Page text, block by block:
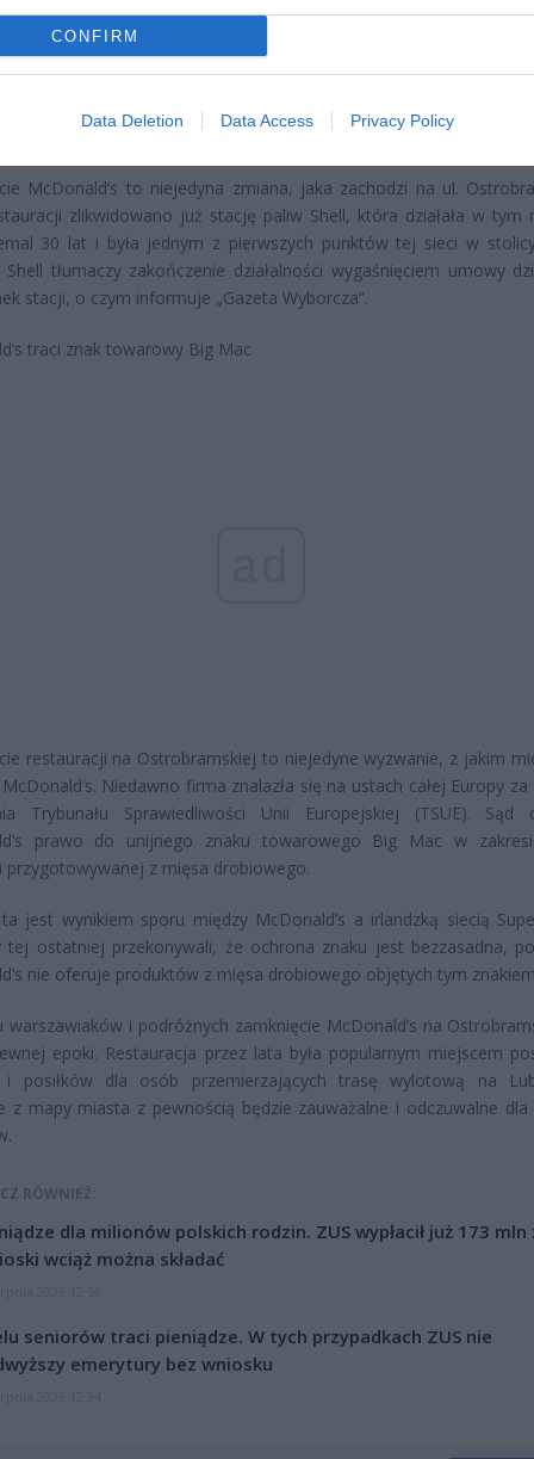
CONFIRM
Data Deletion Data Access Privacy Policy
2026 13:23
przecenił hit do kuchni. Air fryer tańszy aż o 150 zł, a to
2026 16:06
McDonald’s to niejedyna zmiana, jaka zachodzi na ul.
zlikwidowano już stację paliw Shell, która działała w tym
30 lat i była jednym z pierwszych punktów tej sieci w
tłumaczy zakończenie działalności wygaśnięciem umowy
stacji, o czym informuje „Gazeta Wyborcza”.
traci znak towarowy Big Mac
restauracji na Ostrobramskiej to niejedyne wyzwanie, z jakim
Niedawno firma znalazła się na ustach całej Europy
Trybunału Sprawiedliwości Unii Europejskiej (TSUE). Sąd
prawo do unijnego znaku towarowego Big Mac w
przygotowywanej z mięsa drobiowego.
jest wynikiem sporu między McDonald’s a irlandzką siecią
tej ostatniej przekonywali, że ochrona znaku jest bezzasadna,
nie oferuje produktów z mięsa drobiowego objętych tym
warszawiaków i podróżnych zamknięcie McDonald’s na
epoki. Restauracja przez lata była popularnym miejscem
i posiłków dla osób przemierzających trasę wylotową na
z mapy miasta z pewnością będzie zauważalne i odczuwalne dla
RÓWNIEŻ:
dla milionów polskich rodzin. ZUS wypłacił już 173 mln
wciąż można składać
seniorów traci pieniądze. W tych przypadkach ZUS nie
emerytury bez wniosku